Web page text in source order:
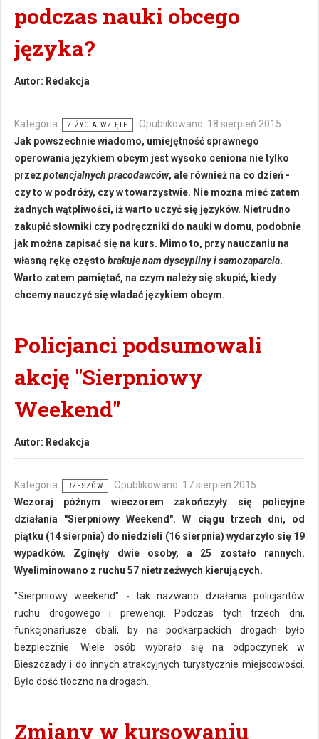
podczas nauki obcego
języka?
Autor: Redakcja
Kategoria: Z ŻYCIA WZIĘTE
Opublikowano: 18 sierpień 2015
Jak powszechnie wiadomo, umiejętność sprawnego
operowania językiem obcym jest wysoko ceniona nie tylko
przez potencjalnych pracodawców, ale również na co dzień -
czy to w podróży, czy w towarzystwie. Nie można mieć zatem
żadnych wątpliwości, iż warto uczyć się języków. Nietrudno
zakupić słowniki czy podręczniki do nauki w domu, podobnie
jak można zapisać się na kurs. Mimo to, przy nauczaniu na
własną rękę często brakuje nam dyscypliny i samozaparcia.
Warto zatem pamiętać, na czym należy się skupić, kiedy
chcemy nauczyć się władać językiem obcym.
Policjanci podsumowali
akcję "Sierpniowy
Weekend"
Autor: Redakcja
Kategoria: RZESZÓW
Opublikowano: 17 sierpień 2015
Wczoraj późnym wieczorem zakończyły się policyjne
działania "Sierpniowy Weekend". W ciągu trzech dni, od
piątku (14 sierpnia) do niedzieli (16 sierpnia) wydarzyło się 19
wypadków. Zginęły dwie osoby, a 25 zostało rannych.
Wyeliminowano z ruchu 57 nietrzeźwych kierujących.
"Sierpniowy weekend" - tak nazwano działania policjantów
ruchu drogowego i prewencji. Podczas tych trzech dni,
funkcjonariusze dbali, by na podkarpackich drogach było
bezpiecznie. Wiele osób wybrało się na odpoczynek w
Bieszczady i do innych atrakcyjnych turystycznie miejscowości.
Było dość tłoczno na drogach.
Zmiany w kursowaniu